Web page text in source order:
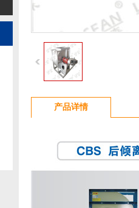
产品详情